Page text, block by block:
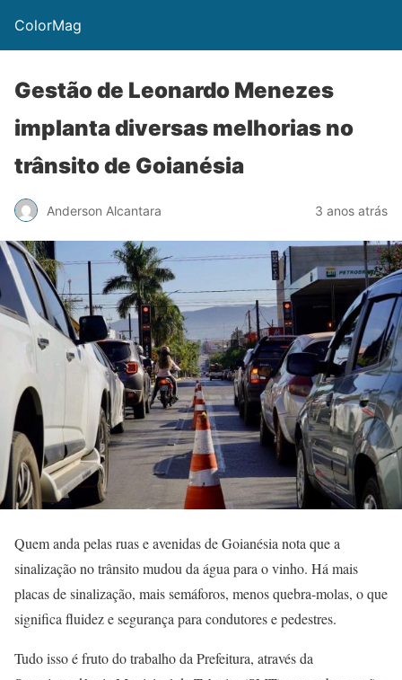
ColorMag
Gestão de Leonardo Menezes
implanta diversas melhorias no
trânsito de Goianésia
Anderson Alcantara 3 anos atrás
Quem anda pelas ruas e avenidas de Goianésia nota que a
sinalização no trânsito mudou da água para o vinho. Há mais
placas de sinalização, mais semáforos, menos quebra-molas, o que
significa fluidez e segurança para condutores e pedestres.
Tudo isso é fruto do trabalho da Prefeitura, através da